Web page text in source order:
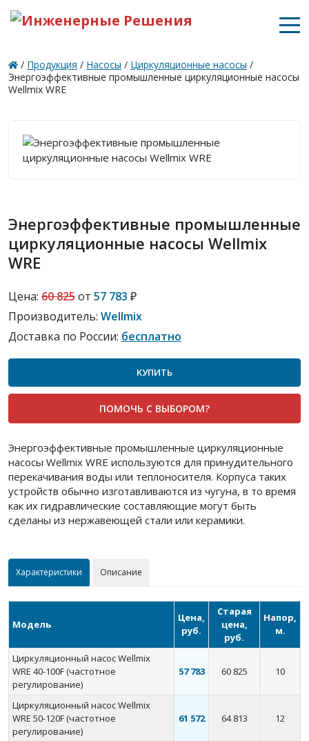
/ Продукция / Насосы / Циркуляционные насосы /
Энергоэффективные промышленные циркуляционные насосы
Wellmix WRE
Энергоэффективные промышленные
циркуляционные насосы Wellmix
WRE
Цена: 60 825от 57 783 ₽
Производитель: Wellmix
Доставка по России: бесплатно
КУПИТЬ
ПОМОЧЬ С ВЫБОРОМ?
Энергоэффективные промышленные циркуляционные
насосы Wellmix WRE используются для принудительного
перекачивания воды или теплоносителя. Корпуса таких
устройств обычно изготавливаются из чугуна, в то время
как их гидравлические составляющие могут быть
сделаны из нержавеющей стали или керамики.
Характеристики Описание
Модель
Цена,
руб.
Старая
цена,
руб.
Напор,
м.
Циркуляционный насос Wellmix
WRE 40-100F (частотное
регулирование)
57 783 60 825 10
Циркуляционный насос Wellmix
WRE 50-120F (частотное
регулирование)
61 572 64 813 12